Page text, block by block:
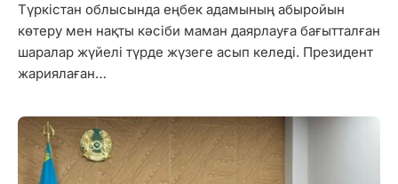
Түркістан облысында еңбек адамының абыройын
көтеру мен нақты кәсіби маман даярлауға бағытталған
шаралар жүйелі түрде жүзеге асып келеді. Президент
жариялаған…